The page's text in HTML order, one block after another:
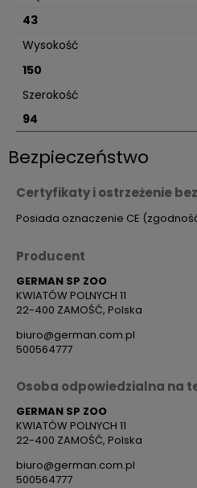
43
Wysokość
150
Szerokość
94
Bezpieczeństwo
Certyfikaty i ostrzeżenie
Posiada oznaczenie CE
Producent
GERMAN SP ZOO
KWIATÓW POLNYCH 11
22-400 ZAMOŚĆ, Polska
biuro@german.com.pl
500564777
Osoba odpowiedzialna na
GERMAN SP ZOO
KWIATÓW POLNYCH 11
22-400 ZAMOŚĆ, Polska
biuro@german.com.pl
500564777